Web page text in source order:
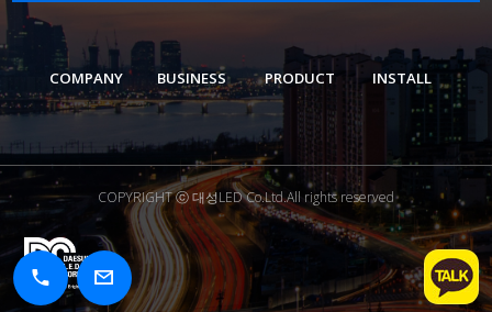
COMPANY BUSINESS PRODUCT INSTALL
COPYRIGHT ⓒ 대성LED Co.Ltd.All rights reserved